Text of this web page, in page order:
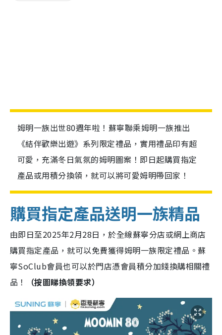
姆明一族出世80週年啦！蘇寧聯乘姆明一族推出
《結伴歡樂出遊》系列限定禮品，實用禮品印有超
可愛，充滿冬日氣氛的姆明圖案！即日起購買指定
產品或用積分換領，就可以將可愛姆明帶回家！
購買指定產品送明一族精品
由即日至2025年2月28日，於全線蘇寧分店或網上商店
購買指定產品，就可以免費獲得姆明一族限定禮品。蘇
寧SoClub會員也可以於門店憑會員積分加錢換購相關禮
品！
（按圖睇換領要求）